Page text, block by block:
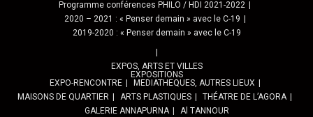
Programme conférences PHILO / HDI 2021-2022
2020 – 2021 : « Penser demain » avec le C-19
2019-2020 : « Penser demain » avec le C-19
EXPOS, ARTS ET VILLES
EXPOSITIONS
EXPO-RENCONTRE
MEDIATHEQUES, AUTRES LIEUX
MAISONS DE QUARTIER
ARTS PLASTIQUES
THÉATRE DE L’AGORA
GALERIE ANNAPURNA
Al TANNOUR